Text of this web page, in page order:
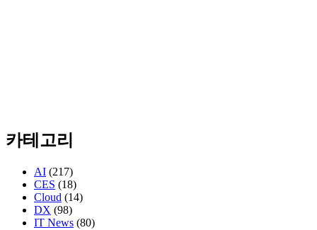
카테고리
AI (217)
CES (18)
Cloud (14)
DX (98)
IT News (80)